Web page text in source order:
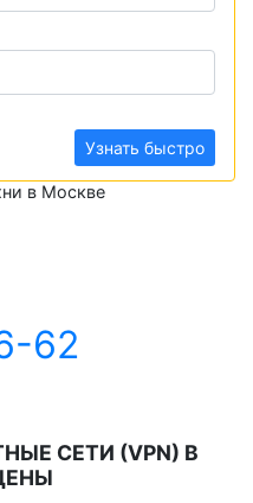
Узнать быстро
в Москве
62
СЕТИ (VPN) В